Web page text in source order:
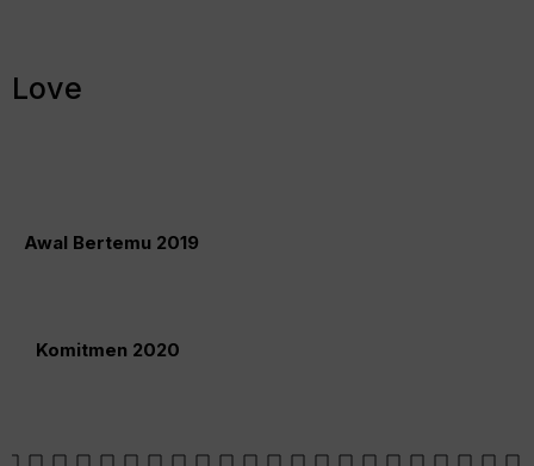
Love
Awal Bertemu 2019
Komitmen 2020